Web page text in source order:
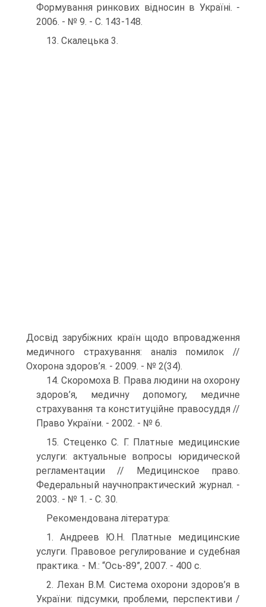
Формування ринкових відносин в Україні. -
2006. - № 9. - С. 143-148.
13. Скалецька 3.
Досвід зарубіжних країн щодо впровадження
медич­ного страхування: аналіз помилок //
Охорона здоров’я. - 2009. - № 2(34).
14. Скоромоха В. Права людини на охорону
здоров’я, медичну допомо­гу, медичне
страхування та конституційне правосуддя //
Право України. - 2002. - № 6.
15. Стеценко С. Г. Платные медицинские
услуги: актуальные вопросы юридической
регламентации // Медицинское право.
Федеральный научно­практический журнал. -
2003. - № 1. - С. 30.
Рекомендована література:
1. Андреев Ю.Н. Платные медицинские
услуги. Правовое регулирова­ние и судебная
практика. - М.: “Ось-89”, 2007. - 400 с.
2. Лехан В.М. Система охорони здоров’я в
України: підсумки, про­блеми, перспективи /